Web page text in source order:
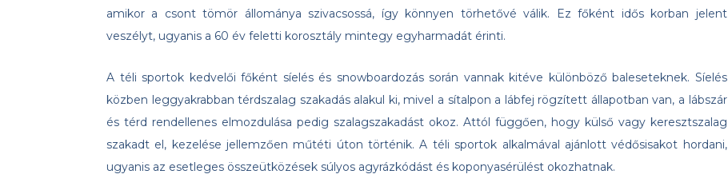
amikor a csont tömör állománya szivacsossá, így könnyen törhetővé válik. Ez főként idős korban jelent
veszélyt, ugyanis a 60 év feletti korosztály mintegy egyharmadát érinti.
A téli sportok kedvelői főként síelés és snowboardozás során vannak kitéve különböző baleseteknek. Síelés
közben leggyakrabban térdszalag szakadás alakul ki, mivel a sítalpon a lábfej rögzített állapotban van, a lábszár
és térd rendellenes elmozdulása pedig szalagszakadást okoz. Attól függően, hogy külső vagy keresztszalag
szakadt el, kezelése jellemzően műtéti úton történik. A téli sportok alkalmával ajánlott védősisakot hordani,
ugyanis az esetleges összeütközések súlyos agyrázkódást és koponyasérülést okozhatnak.